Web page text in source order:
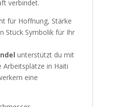
verbindet.
für Hoffnung, Stärke
Stück Symbolik für Ihr
unterstützt du mit
Arbeitsplätze in Haiti
eine